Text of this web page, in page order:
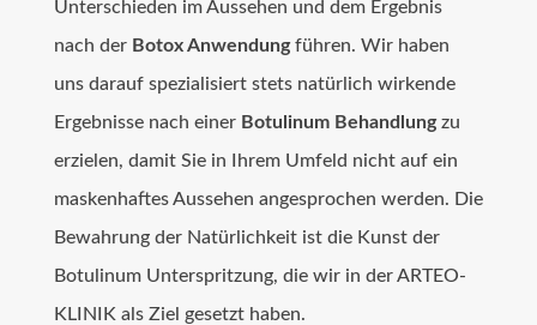
Unterschieden im Aussehen und dem Ergebnis
nach der Botox Anwendungführen. Wir haben
uns darauf spezialisiert stets natürlich wirkende
Ergebnisse nach einer Botulinum Behandlungzu
erzielen, damit Sie in Ihrem Umfeld nicht auf ein
maskenhaftes Aussehen angesprochen werden. Die
Bewahrung der Natürlichkeit ist die Kunst der
Botulinum Unterspritzung, die wir in der ARTEO-
KLINIK als Ziel gesetzt haben.